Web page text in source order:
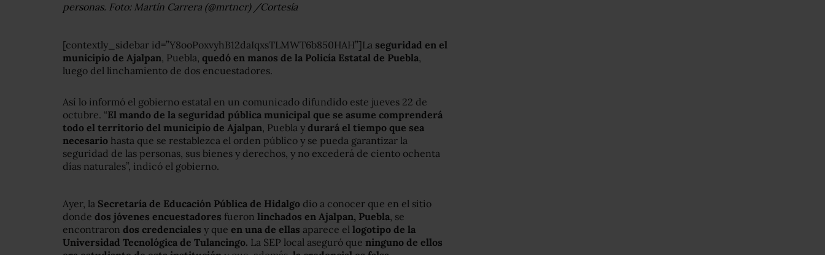
personas. Foto: Martín Carrera (@mrtncr) /Cortesía
[contextly_sidebar id=”Y8ooPoxvyhB12daIqxsTLMWT6b850HAH”]La seguridad en el
municipio de Ajalpan, Puebla, quedó en manos de la Policía Estatal de Puebla,
luego del linchamiento de dos encuestadores.
Así lo informó el gobierno estatal en un comunicado difundido este jueves 22 de
octubre. “El mando de la seguridad pública municipal que se asume comprenderá
todo el territorio del municipio de Ajalpan, Puebla y durará el tiempo que sea
necesario hasta que se restablezca el orden público y se pueda garantizar la
seguridad de las personas, sus bienes y derechos, y no excederá de ciento ochenta
días naturales”, indicó el gobierno.
Ayer, la Secretaría de Educación Pública de Hidalgo dio a conocer que en el sitio
donde dos jóvenes encuestadores fueron linchados en Ajalpan, Puebla, se
encontraron dos credenciales y que en una de ellas aparece el logotipo de la
Universidad Tecnológica de Tulancingo. La SEP local aseguró que ninguno de ellos